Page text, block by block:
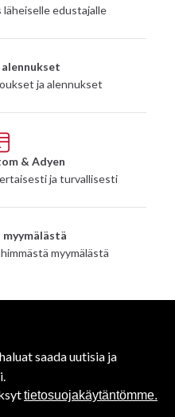
edustajalle
ja alennukset
& Adyen
ja turvallisesti
myymälästä
saada uutisia ja
tietosuojakäytäntömme.